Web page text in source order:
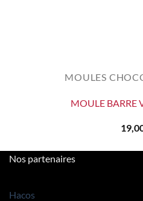
MOULES
MOULE BARRE
Nos partenaires
Hacos